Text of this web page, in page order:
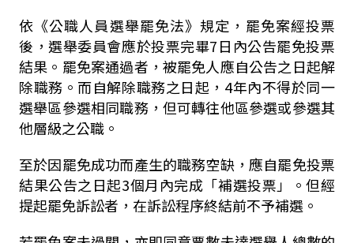
依《公職人員選舉罷免法》規定，罷免案經投票
後，選舉委員會應於投票完畢7日內公告罷免投票
結果。罷免案通過者，被罷免人應自公告之日起解
除職務。而自解除職務之日起，4年內不得於同一
選舉區參選相同職務，但可轉往他區參選或參選其
他層級之公職。
至於因罷免成功而產生的職務空缺，應自罷免投票
結果公告之日起3個月內完成「補選投票」。但經
提起罷免訴訟者，在訴訟程序終結前不予補選。